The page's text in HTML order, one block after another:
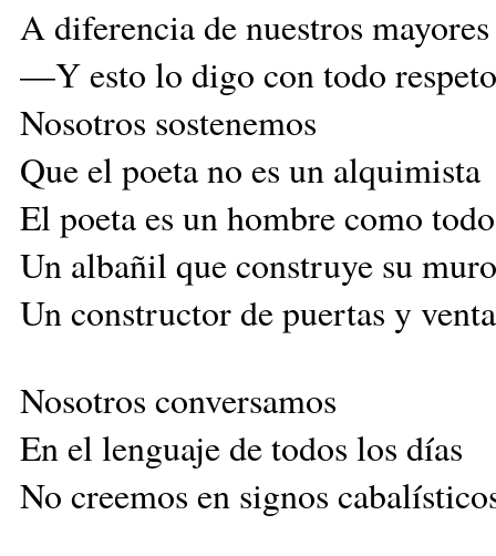
A diferencia de nuestros mayores
—Y esto lo digo con todo
Nosotros sostenemos
Que el poeta no es un alquimista
El poeta es un hombre como
Un albañil que construye su
Un constructor de puertas y
Nosotros conversamos
En el lenguaje de todos los días
No creemos en signos